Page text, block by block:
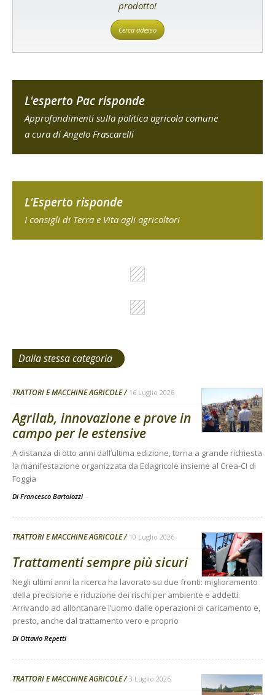
prodotto!
Cerca adesso
L'esperto Pac risponde
Approfondimenti sulla politica agricola comune
a cura di Angelo Frascarelli
L'Esperto risponde
I consigli di Terra e Vita agli agricoltori
Dalla stessa categoria
TRATTORI E MACCHINE AGRICOLE 16 Luglio 2026
Agrilab, innovazione e prove in
campo per le estensive
A distanza di otto anni dall’ultima edizione, torna a grande richiesta
la manifestazione organizzata da Edagricole insieme al Crea-CI di
Foggia
Di Francesco Bartolozzi -
TRATTORI E MACCHINE AGRICOLE 10 Luglio 2026
Trattamenti sempre più sicuri
Negli ultimi anni la ricerca ha lavorato su due fronti: miglioramento
della precisione e riduzione dei rischi per ambiente e addetti.
Arrivando ad allontanare l’uomo dalle operazioni di caricamento e,
presto, anche dal trattamento vero e proprio
Di Ottavio Repetti
TRATTORI E MACCHINE AGRICOLE 3 Luglio 2026